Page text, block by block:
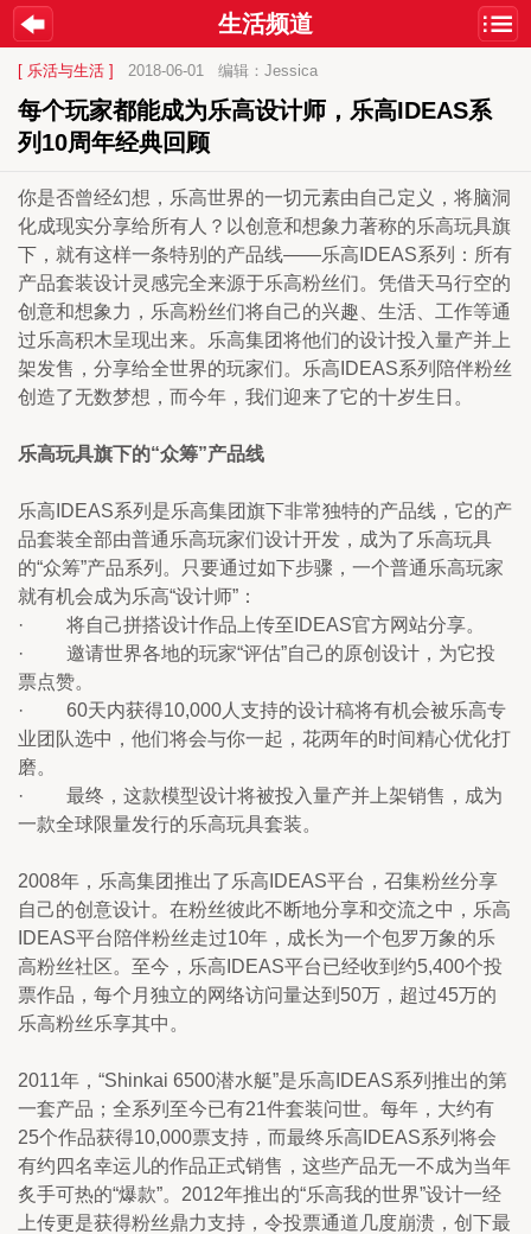
生活频道
[ 乐活与生活 ] 2018-06-01 编辑：Jessica
每个玩家都能成为乐高设计师，乐高IDEAS系
列10周年经典回顾
你是否曾经幻想，乐高世界的一切元素由自己定义，将脑洞
化成现实分享给所有人？以创意和想象力著称的乐高玩具旗
下，就有这样一条特别的产品线——乐高IDEAS系列：所有
产品套装设计灵感完全来源于乐高粉丝们。凭借天马行空的
创意和想象力，乐高粉丝们将自己的兴趣、生活、工作等通
过乐高积木呈现出来。乐高集团将他们的设计投入量产并上
架发售，分享给全世界的玩家们。乐高IDEAS系列陪伴粉丝
创造了无数梦想，而今年，我们迎来了它的十岁生日。
乐高玩具旗下的“众筹”产品线
乐高IDEAS系列是乐高集团旗下非常独特的产品线，它的产
品套装全部由普通乐高玩家们设计开发，成为了乐高玩具
的“众筹”产品系列。只要通过如下步骤，一个普通乐高玩家
就有机会成为乐高“设计师”：
·         将自己拼搭设计作品上传至IDEAS官方网站分享。
·         邀请世界各地的玩家“评估”自己的原创设计，为它投
票点赞。
·         60天内获得10,000人支持的设计稿将有机会被乐高专
业团队选中，他们将会与你一起，花两年的时间精心优化打
磨。
·         最终，这款模型设计将被投入量产并上架销售，成为
一款全球限量发行的乐高玩具套装。
2008年，乐高集团推出了乐高IDEAS平台，召集粉丝分享
自己的创意设计。在粉丝彼此不断地分享和交流之中，乐高
IDEAS平台陪伴粉丝走过10年，成长为一个包罗万象的乐
高粉丝社区。至今，乐高IDEAS平台已经收到约5,400个投
票作品，每个月独立的网络访问量达到50万，超过45万的
乐高粉丝乐享其中。
2011年，“Shinkai 6500潜水艇”是乐高IDEAS系列推出的第
一套产品；全系列至今已有21件套装问世。每年，大约有
25个作品获得10,000票支持，而最终乐高IDEAS系列将会
有约四名幸运儿的作品正式销售，这些产品无一不成为当年
炙手可热的“爆款”。2012年推出的“乐高我的世界”设计一经
上传更是获得粉丝鼎力支持，令投票通道几度崩溃，创下最